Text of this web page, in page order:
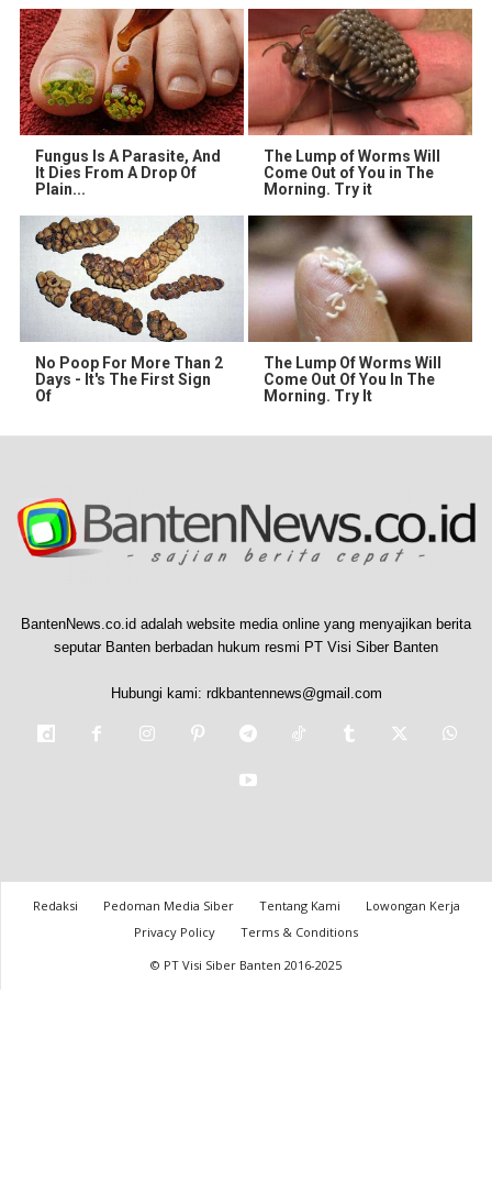
Fungus Is A Parasite, And
It Dies From A Drop Of
Plain...
The Lump of Worms Will
Come Out of You in The
Morning. Try it
No Poop For More Than 2
Days - It's The First Sign
Of
The Lump Of Worms Will
Come Out Of You In The
Morning. Try It
BantenNews.co.id adalah website media online yang menyajikan berita
seputar Banten berbadan hukum resmi PT Visi Siber Banten
Hubungi kami: rdkbantennews@gmail.com
Redaksi Pedoman Media Siber Tentang Kami
Lowongan Kerja
Privacy Policy
Terms & Conditions
© PT Visi Siber Banten 2016-2025